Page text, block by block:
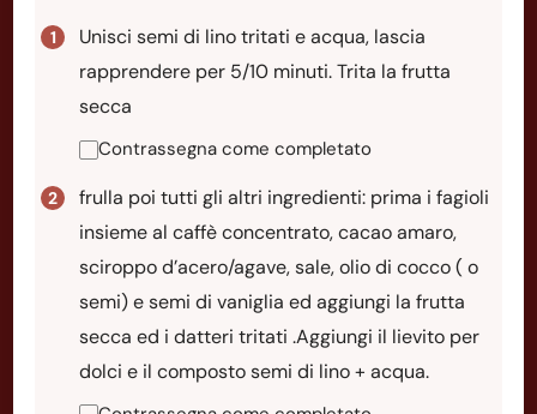
Unisci semi di lino tritati e acqua, lascia
rapprendere per 5/10 minuti. Trita la frutta
secca
Contrassegna come completato
frulla poi tutti gli altri ingredienti: prima i fagioli
insieme al caffè concentrato, cacao amaro,
sciroppo d’acero/agave, sale, olio di cocco ( o
semi) e semi di vaniglia ed aggiungi la frutta
secca ed i datteri tritati .Aggiungi il lievito per
dolci e il composto semi di lino + acqua.